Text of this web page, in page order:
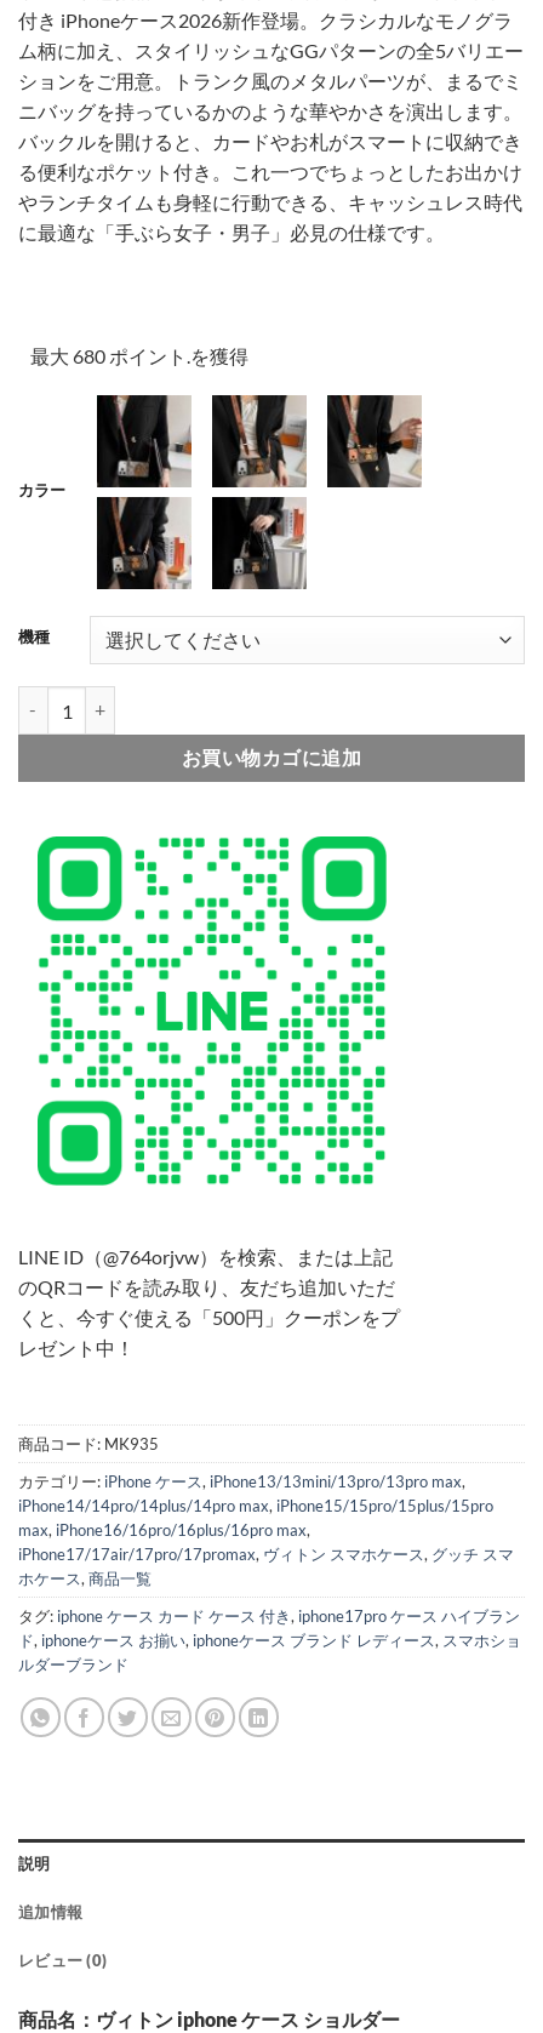
付き iPhoneケース2026新作登場。クラシカルなモノグラ
ム柄に加え、スタイリッシュなGGパターンの全5バリエー
ションをご用意。トランク風のメタルパーツが、まるでミ
ニバッグを持っているかのような華やかさを演出します。
バックルを開けると、カードやお札がスマートに収納でき
る便利なポケット付き。これ一つでちょっとしたお出かけ
やランチタイムも身軽に行動できる、キャッシュレス時代
に最適な「手ぶら女子・男子」必見の仕様です。
最大 680 ポイント.を獲得
カラー
001 002
004 005
機種
お買い物カゴに追加
LINE ID（@764orjvw）を検索、または上記
のQRコードを読み取り、友だち追加いただ
くと、今すぐ使える「500円」クーポンをプ
レゼント中！
商品コード: MK935
カテゴリー: iPhone ケース, iPhone13/13mini/13pro/13pro max,
iPhone14/14pro/14plus/14pro max, iPhone15/15pro/15plus/15pro
max, iPhone16/16pro/16plus/16pro max,
iPhone17/17air/17pro/17promax, ヴィトン スマホケース, グッチ スマ
ホケース, 商品一覧
タグ: iphone ケース カード ケース 付き, iphone17pro ケース ハイブラン
ド, iphoneケース お揃い, iphoneケース ブランド レディース, スマホショ
ルダーブランド
説明
追加情報
レビュー (0)
商品名：ヴィトン iphone ケース ショルダー